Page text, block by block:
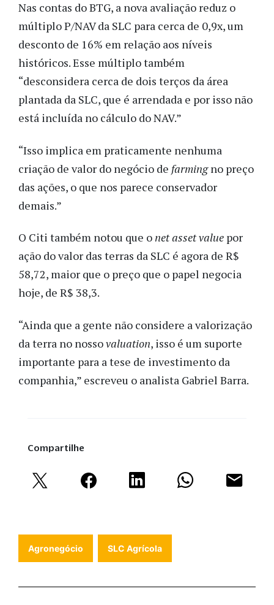
Nas contas do BTG, a nova avaliação reduz o
múltiplo P/NAV da SLC para cerca de 0,9x, um
desconto de 16% em relação aos níveis
históricos. Esse múltiplo também
“desconsidera cerca de dois terços da área
plantada da SLC, que é arrendada e por isso não
está incluída no cálculo do NAV.”
“Isso implica em praticamente nenhuma
criação de valor do negócio de farmingno preço
das ações, o que nos parece conservador
demais.”
O Citi também notou que onet asset value por
ação do valor das terras da SLC é agora de R$
58,72, maior que o preço que o papel negocia
hoje, de R$ 38,3.
“Ainda que a gente não considere a valorização
da terra no nossovaluation, isso é um suporte
importante para a tese de investimento da
companhia,” escreveu o analista Gabriel Barra.
Compartilhe
Agronegócio SLC Agrícola